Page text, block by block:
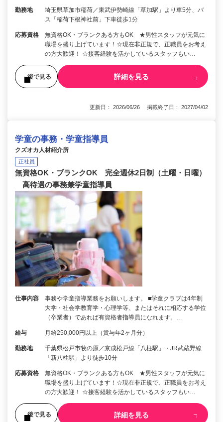
勤務地
埼玉県草加市稲荷／東武伊勢崎線「草加駅」より車5分、バ
ス「稲荷下根神社前」下車徒歩1分
応募資格
無資格OK・ブランクある方もOK ★男性スタッフが元気に
職場を盛り上げています！☆現在非正規で、正職員をお考え
の方大歓迎！ ☆接客経験を活かしているスタッフもい…
後で見る 詳細を見る
更新日： 2026/06/26 掲載終了日： 2027/04/02
学童の事務・学童指導員
クズオカ人材紹介所
正社員
無資格OK・ブランクOK 完全週休2日制（土曜・日曜）
高待遇の事務兼学童指導員
仕事内容
事務や学童指導業務をお願いします。 ■学童クラブは4年制
大学・社会学教育学・心理学等、またはそれに相応する学位
（卒業者）であれば有資格者指導員になれます。…
給与 月給250,000円以上（賞与年2ヶ月分）
勤務地
千葉県松戸市牧の原／京成松戸線「八柱駅」・JR武蔵野線
「新八柱駅」より徒歩10分
応募資格
無資格OK・ブランクある方もOK ★男性スタッフが元気に
職場を盛り上げています！☆現在非正規で、正職員をお考え
の方大歓迎！ ☆接客経験を活かしているスタッフもい…
後で見る 詳細を見る